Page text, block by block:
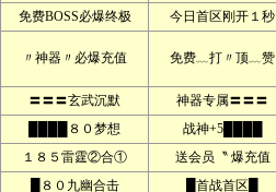
免费BOSS必爆终极
今日首区刚开１秒
〃神器〃必爆充值 免费﹏打〃顶﹏赞
〓〓〓玄武沉默 神器专属〓〓〓
████８０梦想
战神+5████
１８５雷霆②合①
送会员〝 爆充值
█８０九幽合击
█首战首区█